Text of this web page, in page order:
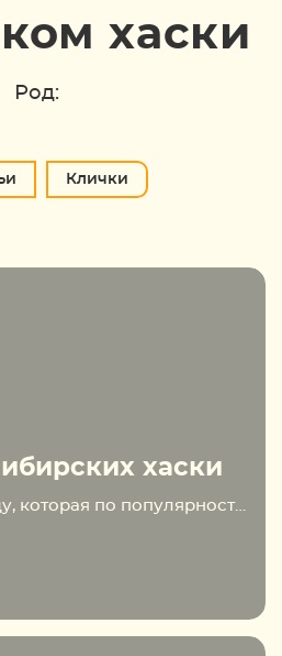
хаски
Род:
Клички
хаски
Сложно найти породу, которая по популярности могла бы «переплюнуть» сибирских хаски. Сегодня именно они лидируют в рейтинге самых востребованных четвероногих домашних любимцев. Появляется всё больше заводчиков и профессиональных клубов. Чем же так популярны сибирские хаски? Помимо выдающихся рабочих способностей, «сибиряки»…